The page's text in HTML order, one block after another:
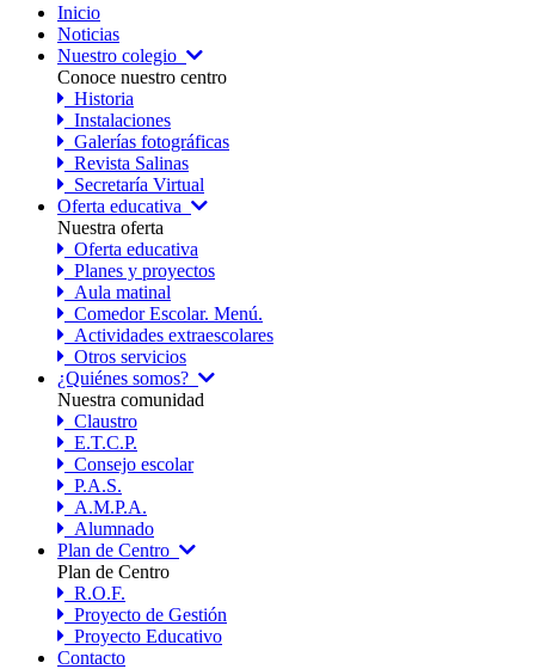
Inicio
Noticias
Nuestro colegio
Conoce nuestro centro
Historia
Instalaciones
Galerías fotográficas
Revista Salinas
Secretaría Virtual
Oferta educativa
Nuestra oferta
Oferta educativa
Planes y proyectos
Aula matinal
Comedor Escolar. Menú.
Actividades extraescolares
Otros servicios
¿Quiénes somos?
Nuestra comunidad
Claustro
E.T.C.P.
Consejo escolar
P.A.S.
A.M.P.A.
Alumnado
Plan de Centro
Plan de Centro
R.O.F.
Proyecto de Gestión
Proyecto Educativo
Contacto